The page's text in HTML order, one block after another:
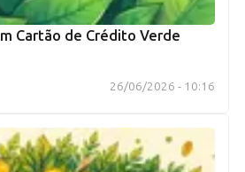
Cartão de Crédito Verde
26/06/2026 - 10:16